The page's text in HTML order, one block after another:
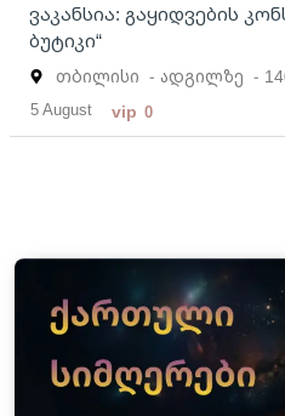
ვაკანსია: გაყიდვების
ბუტიკი“
თბილისი - ადგილზე -
5 August vip 0